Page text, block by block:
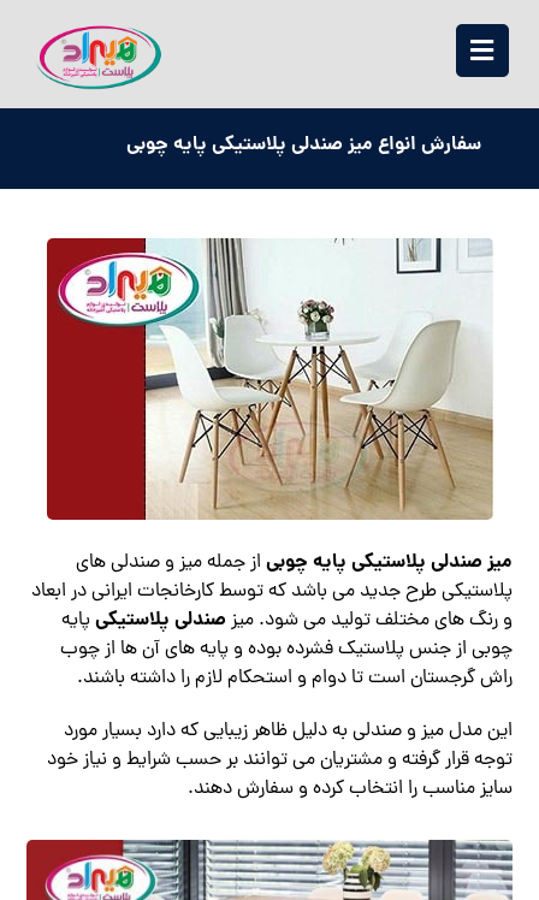
سفارش انواع میز صندلی پلاستیکی پایه چوبی
میز صندلی پلاستیکی پایه چوبی از جمله میز و صندلی های
پلاستیکی طرح جدید می باشد که توسط کارخانجات ایرانی در ابعاد
و رنگ های مختلف تولید می شود. میز صندلی پلاستیکیپایه
چوبی از جنس پلاستیک فشرده بوده و پایه های آن ها از چوب
راش گرجستان است تا دوام و استحکام لازم را داشته باشند.
این مدل میز و صندلی به دلیل ظاهر زیبایی که دارد بسیار مورد
توجه قرار گرفته و مشتریان می توانند بر حسب شرایط و نیاز خود
سایز مناسب را انتخاب کرده و سفارش دهند.